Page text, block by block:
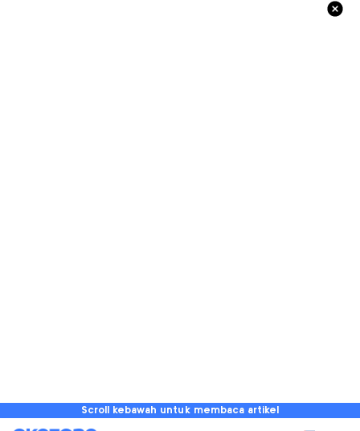
Scroll kebawah untuk membaca artikel